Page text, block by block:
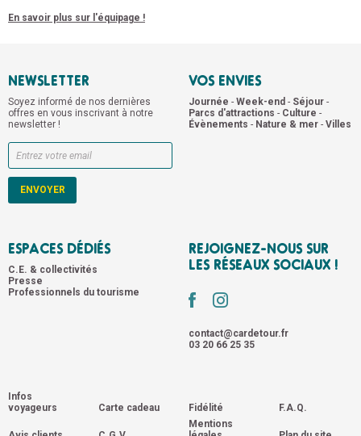
En savoir plus sur l'équipage !
NEWSLETTER
Soyez informé de nos dernières
offres en vous inscrivant à notre
newsletter !
VOS ENVIES
Journée - Week-end - Séjour -
Parcs d'attractions - Culture -
Évènements - Nature & mer - Villes
ESPACES DÉDIÉS
C.E. & collectivités
Presse
Professionnels du tourisme
REJOIGNEZ-NOUS SUR
LES RÉSEAUX SOCIAUX !
contact@cardetour.fr
03 20 66 25 35
Infos
voyageurs
Carte cadeau Fidélité F.A.Q.
Mentions